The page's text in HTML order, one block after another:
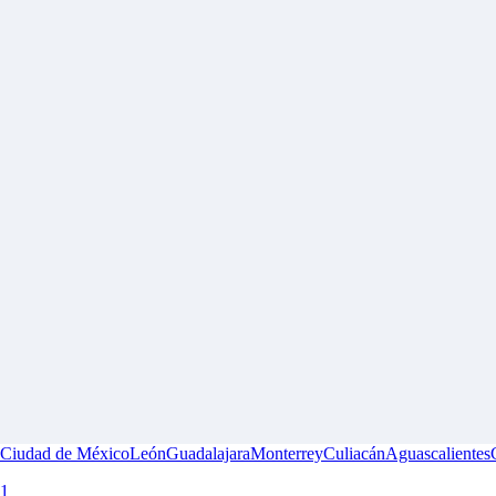
Ciudad de MéxicoLeónGuadalajaraMonterreyCuliacánAguascalientes
1